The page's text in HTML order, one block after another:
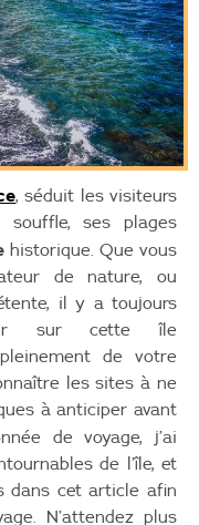
, séduit les visiteurs
ses plages
historique. Que vous
de nature, ou
il y a toujours
sur cette île
de votre
les sites à ne
à anticiper avant
de voyage, j’ai
de l’île, et
dans cet article afin
N’attendez plus